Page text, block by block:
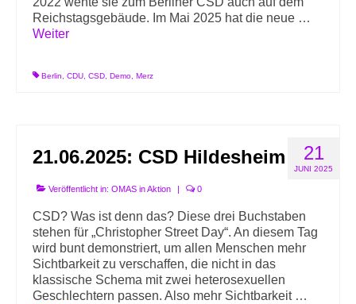
Reichstagsgebäude. Im Mai 2025 hat die neue …
Weiter
Berlin CDU CSD Demo Merz
21
JUNI 2025
21.06.2025: CSD Hildesheim
Veröffentlicht in: OMAS in Aktion | 0
CSD? Was ist denn das? Diese drei Buchstaben
stehen für „Christopher Street Day“. An diesem Tag
wird bunt demonstriert, um allen Menschen mehr
Sichtbarkeit zu verschaffen, die nicht in das
klassische Schema mit zwei heterosexuellen
Geschlechtern passen. Also mehr Sichtbarkeit …